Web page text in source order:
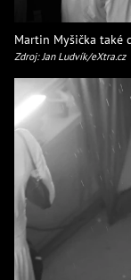
Martin Myšička také
Zdroj: Jan Ludvík/eXtra.cz